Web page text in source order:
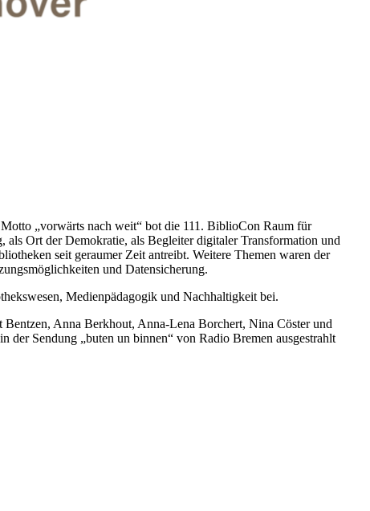
„vorwärts nach weit“ bot die 111. BiblioCon Raum für
Ort der Demokratie, als Begleiter digitaler Transformation und
seit geraumer Zeit antreibt. Weitere Themen waren der
und Datensicherung.
Medienpädagogik und Nachhaltigkeit bei.
Anna Berkhout, Anna-Lena Borchert, Nina Cöster und
Sendung „buten un binnen“ von Radio Bremen ausgestrahlt